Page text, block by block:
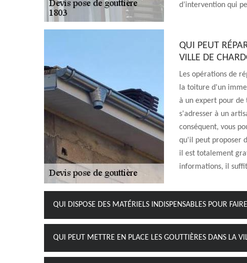
d’intervention qui
QUI PEUT
VILLE DE
Les opérations de
la toiture d'un
à un expert pour de
s'adresser à un
conséquent, vous
qu'il peut proposer
il est totalement
informations, il
QUI DISPOSE DES MATÉRIELS INDISPENSABLES POUR
QUI PEUT METTRE EN PLACE LES GOUTTIÈRES DANS LA